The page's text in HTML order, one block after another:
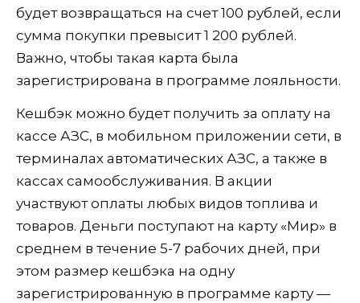
будет возвращаться на счет 100 рублей, если
сумма покупки превысит 1 200 рублей.
Важно, чтобы такая карта была
зарегистрирована в программе лояльности.
Кешбэк можно будет получить за оплату на
кассе АЗС, в мобильном приложении сети, в
терминалах автоматических АЗС, а также в
кассах самообслуживания. В акции
участвуют оплаты любых видов топлива и
товаров. Деньги поступают на карту «Мир» в
среднем в течение 5-7 рабочих дней, при
этом размер кешбэка на одну
зарегистрированную в программе карту —